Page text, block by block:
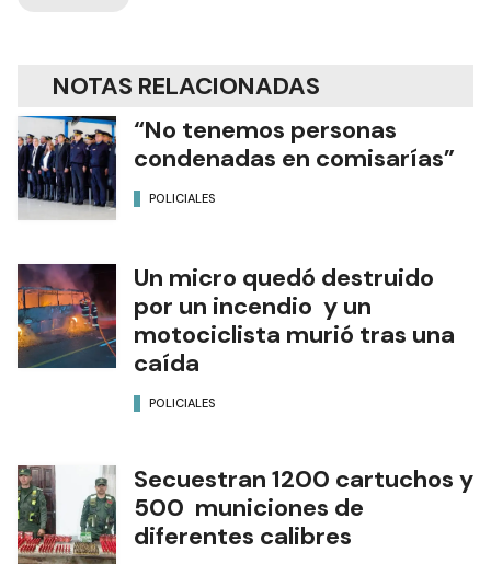
NOTAS RELACIONADAS
“No tenemos personas
condenadas en comisarías”
POLICIALES
Un micro quedó destruido
por un incendio y un
motociclista murió tras una
caída
POLICIALES
Secuestran 1200 cartuchos y
500 municiones de
diferentes calibres